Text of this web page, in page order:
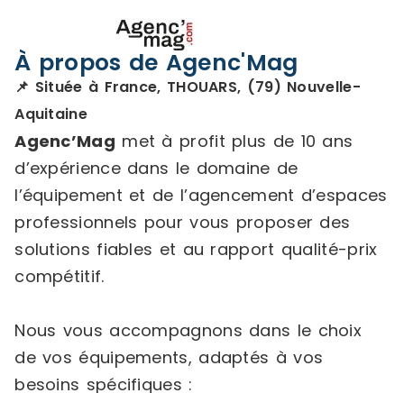
À propos de Agenc'Mag
📌 Située à France, THOUARS, (79) Nouvelle-
Aquitaine
Agenc’Mag met à profit plus de 10 ans
d’expérience dans le domaine de
l’équipement et de l’agencement d’espaces
professionnels pour vous proposer des
solutions fiables et au rapport qualité-prix
compétitif.
Nous vous accompagnons dans le choix
de vos équipements, adaptés à vos
besoins spécifiques :